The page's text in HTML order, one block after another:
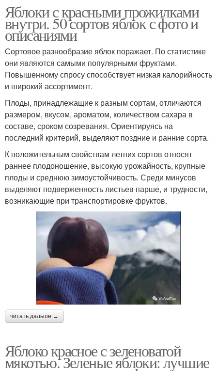
Яблоки с красными прожилками
внутри. 50 сортов яблок с фото и
описаниями
Сортовое разнообразие яблок поражает. По статистике
они являются самыми популярными фруктами.
Повышенному спросу способствует низкая калорийность
и широкий ассортимент.
Плоды, принадлежащие к разным сортам, отличаются
размером, вкусом, ароматом, количеством сахара в
составе, сроком созревания. Ориентируясь на
последний критерий, выделяют поздние и ранние сорта.
К положительным свойствам летних сортов относят
раннее плодоношение, высокую урожайность, крупные
плоды и среднюю зимоустойчивость. Среди минусов
выделяют подверженность листьев парше, и трудности,
возникающие при транспортировке фруктов.
читать дальше →
Яблоко красное с зеленоватой
мякотью. Зеленые яблоки: лучшие